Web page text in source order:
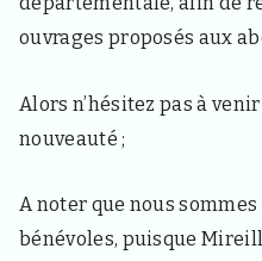
S
a
i
t
a
4
3
ouvrages proposés aux
Alors n’hésitez pas à
nouveauté ;
A noter que nous
bénévoles, puisque